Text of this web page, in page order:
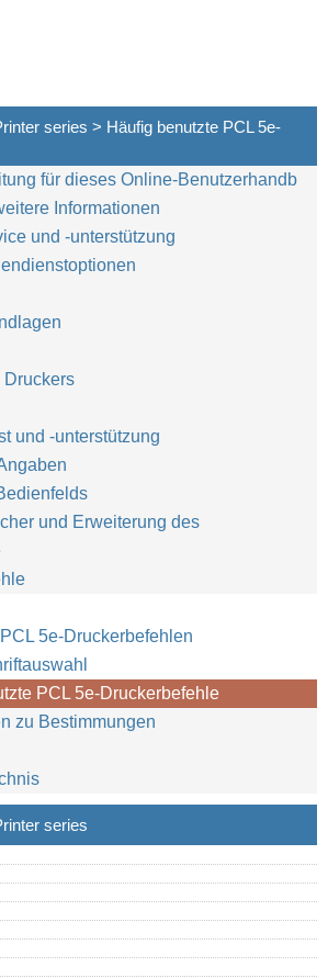
series > Häufig benutzte PCL 5e-
für dieses Online-Benutzerhandb
Informationen
und -unterstützung
Druckers
und -unterstützung
und Erweiterung des
5e-Druckerbefehlen
PCL 5e-Druckerbefehle
zu Bestimmungen
series